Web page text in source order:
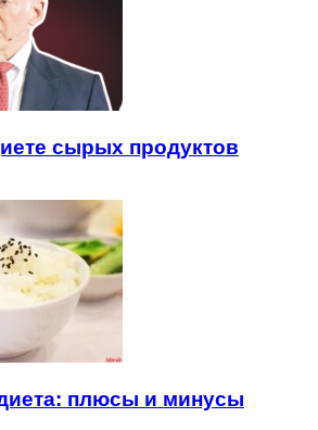
сырых продуктов
плюсы и минусы